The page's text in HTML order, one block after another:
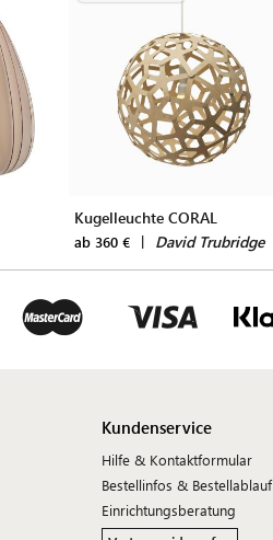
Kugelleuchte CORAL
ab 360 € | David Trubridge
Kundenservice
Hilfe & Kontaktformular
Bestellinfos & Bestellablauf
Einrichtungsberatung